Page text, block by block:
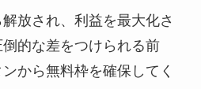
放され、利益を最大化さ
的な差をつけられる前
から無料枠を確保してく